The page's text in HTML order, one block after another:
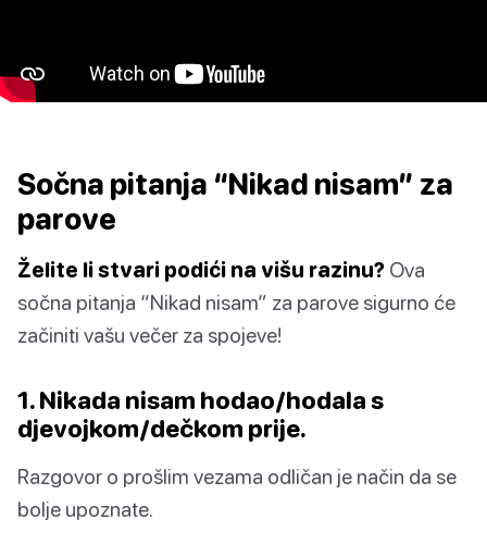
Sočna pitanja “Nikad nisam” za
parove
Želite li stvari podići na višu razinu? Ova
sočna pitanja “Nikad nisam” za parove sigurno će
začiniti vašu večer za spojeve!
1. Nikada nisam hodao/hodala s
djevojkom/dečkom prije.
Razgovor o prošlim vezama odličan je način da se
bolje upoznate.